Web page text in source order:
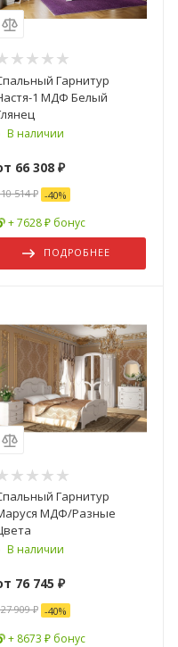
Гарнитур
1 МДФ Белый
В наличии
66 308 ₽
514 ₽ -40%
+ 7628 ₽ бонус
ПОДРОБНЕЕ
Гарнитур
МДФ/Разные
В наличии
76 745 ₽
909 ₽ -40%
+ 8673 ₽ бонус